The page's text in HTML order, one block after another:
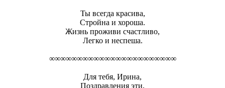
Ты всегда красива,
Стройна и хороша.
Жизнь проживи счастливо,
Легко и неспеша.
∞∞∞∞∞∞∞∞∞∞∞∞∞∞∞∞∞∞∞∞∞∞∞
Для тебя, Ирина,
Поздравления эти,